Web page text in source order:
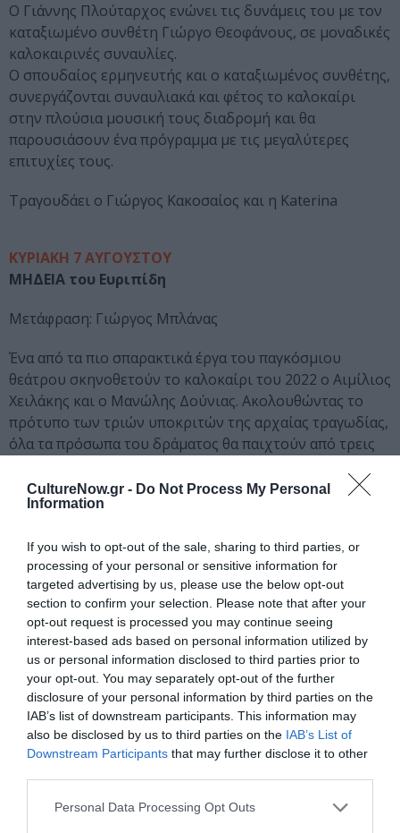
CultureNow.gr - Do Not Process My Personal
Information
If you wish to opt-out of the sale, sharing to third parties, or
processing of your personal or sensitive information for
targeted advertising by us, please use the below opt-out
section to confirm your selection. Please note that after your
opt-out request is processed you may continue seeing
interest-based ads based on personal information utilized by
us or personal information disclosed to third parties prior to
your opt-out. You may separately opt-out of the further
disclosure of your personal information by third parties on the
IAB’s list of downstream participants. This information may
also be disclosed by us to third parties on the IAB’s List of
Downstream Participants that may further disclose it to other
Personal Data Processing Opt Outs
Ο Γιάννης Πλούταρχος ενώνει τις δυνάμεις του με τον
καταξιωμένο συνθέτη Γιώργο Θεοφάνους, σε μοναδικές
καλοκαιρινές συναυλίες.
Ο σπουδαίος ερμηνευτής και ο καταξιωμένος συνθέτης,
συνεργάζονται συναυλιακά και φέτος το καλοκαίρι
στην πλούσια μουσική τους διαδρομή και θα
παρουσιάσουν ένα πρόγραμμα με τις μεγαλύτερες
επιτυχίες τους.
Τραγουδάει ο Γιώργος Κακοσαίος και η Κaterina
ΚΥΡΙΑΚΗ 7 ΑΥΓΟΥΣΤΟΥ
ΜΗΔΕΙΑ του Ευριπίδη
Μετάφραση: Γιώργος Μπλάνας
Ένα από τα πιο σπαρακτικά έργα του παγκόσμιου
θεάτρου σκηνοθετούν το καλοκαίρι του 2022 ο Αιμίλιος
Χειλάκης και ο Μανώλης Δούνιας. Ακολουθώντας το
πρότυπο των τριών υποκριτών της αρχαίας τραγωδίας,
όλα τα πρόσωπα του δράματος θα παιχτούν από τρεις
τον Αναστάση Ροϊλό. Η Γιώτα Νέγκα και η Μυρτώ
Αλικάκη αναλαμβάνουν τον ρόλο των κορυφαίων του
Μάιρα Γραβάνη, Αλεξάνδρα Δρανδάκη, Γιώργος
Ζυγούρης, Ελευθερία Κοντογεώργη, Εριέττα Μανούρη,
Βασίλης Μπούτσικος, Γιώργος Νούσης, Δάφνη
Σταθάτου.
ΔΕΥΤΕΡΑ 8 ΑΥΓΟΥΣΤΟΥ
ΑΛΚΗΣΤΙΣ ΠΡΩΤΟΨΑΛΤΗ – Συναυλία
H «μοναδική» καλλιτέχνης με την ξεχωριστή
καλλιτεχνική ποιότητα που την διακρίνει θα μας
απογειώσει με ένα εντελώς ανανεωμένο ουράνιο
μουσικό τόξο!
Το μοναδικό αυτό πρόγραμμα που μας ετοίμασε μαζί με